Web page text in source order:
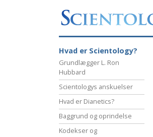
Hvad er Scientology?
Grundlægger L. Ron
Hubbard
Scientologys anskuelser
Hvad er Dianetics?
Baggrund og oprindelse
Kodekser og